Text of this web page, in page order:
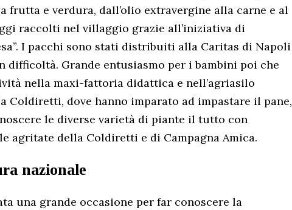
frutta e verdura, dall’olio extravergine alla carne e al
raccolti nel villaggio grazie all’iniziativa di
I pacchi sono stati distribuiti alla Caritas di Napoli
difficoltà. Grande entusiasmo per i bambini poi che
nella maxi-fattoria didattica e nell’agriasilo
Coldiretti, dove hanno imparato ad impastare il pane,
le diverse varietà di piante il tutto con
agritate della Coldiretti e di Campagna Amica.
nazionale
una grande occasione per far conoscere la